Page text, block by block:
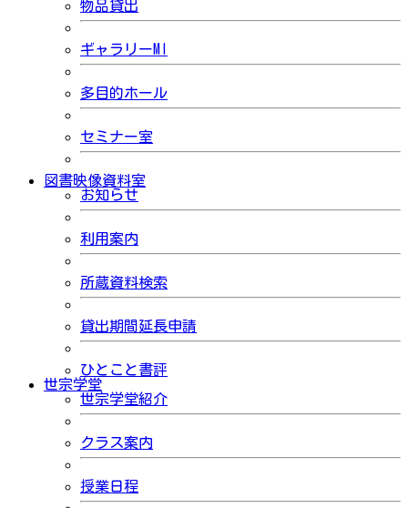
物品貸出
ギャラリーMI
多目的ホール
セミナー室
図書映像資料室
お知らせ
利用案内
所蔵資料検索
貸出期間延長申請
ひとこと書評
世宗学堂
世宗学堂紹介
クラス案内
授業日程